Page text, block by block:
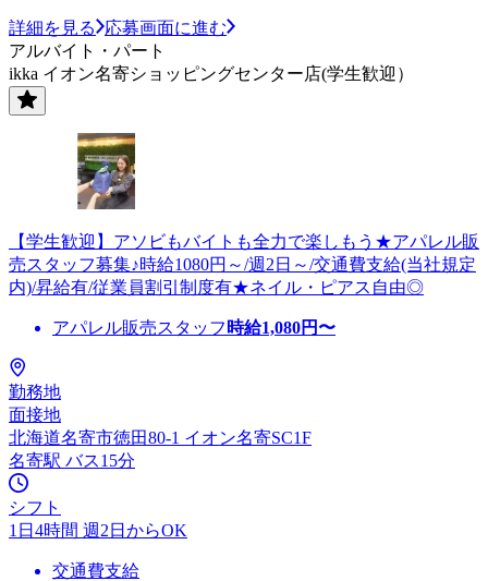
詳細を見る
応募画面に進む
アルバイト・パート
ikka イオン名寄ショッピングセンター店(学生歓迎）
【学生歓迎】アソビもバイトも全力で楽しもう★アパレル販
売スタッフ募集♪時給1080円～/週2日～/交通費支給(当社規定
内)/昇給有/従業員割引制度有★ネイル・ピアス自由◎
アパレル販売スタッフ 時給1,080円〜
勤務地
面接地
北海道名寄市徳田80-1 イオン名寄SC1F
名寄駅 バス15分
シフト
1日4時間 週2日からOK
交通費支給